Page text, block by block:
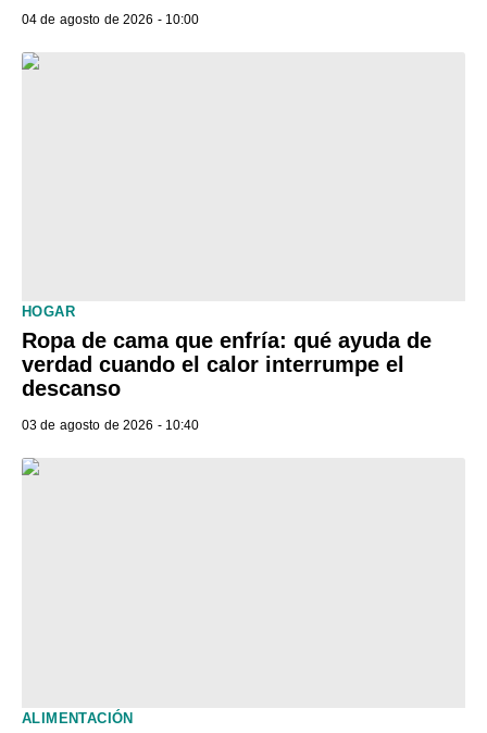
04 de agosto de 2026 - 10:00
HOGAR
Ropa de cama que enfría: qué ayuda de
verdad cuando el calor interrumpe el
descanso
03 de agosto de 2026 - 10:40
ALIMENTACIÓN